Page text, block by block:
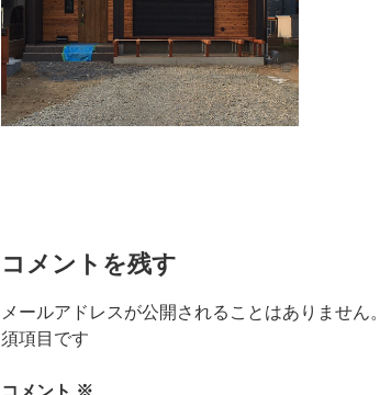
コメントを残す
メールアドレスが公開されることはありません。
須項目です
コメント ※